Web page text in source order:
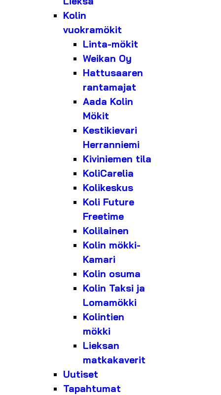
Kolin
vuokramökit
Linta-mökit
Weikan Oy
Hattusaaren
rantamajat
Aada Kolin
Mökit
Kestikievari
Herranniemi
Kiviniemen tila
KoliCarelia
Kolikeskus
Koli Future
Freetime
Kolilainen
Kolin mökki-
Kamari
Kolin osuma
Kolin Taksi ja
Lomamökki
Kolintien
mökki
Lieksan
matkakaverit
Uutiset
Tapahtumat